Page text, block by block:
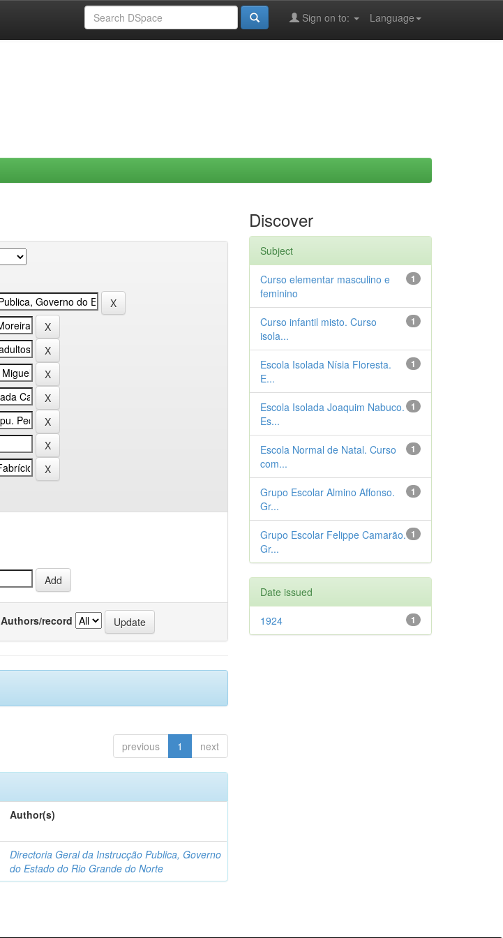
Language
Sign on to:
Authors/record
previous 1 next
Author(s)
Directoria Geral da Instrucção Publica, Governo
do Estado do Rio Grande do Norte
Discover
Subject
1
Curso elementar masculino e
feminino
1
Curso infantil misto. Curso
isola...
1
Escola Isolada Nísia Floresta.
E...
1
Escola Isolada Joaquim Nabuco.
Es...
1
Escola Normal de Natal. Curso
com...
1
Grupo Escolar Almino Affonso.
Gr...
1
Grupo Escolar Felippe Camarão.
Gr...
Date issued
1
1924